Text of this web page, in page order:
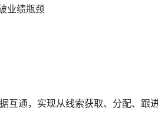
业绩瓶颈
互通，实现从线索获取、分配、跟